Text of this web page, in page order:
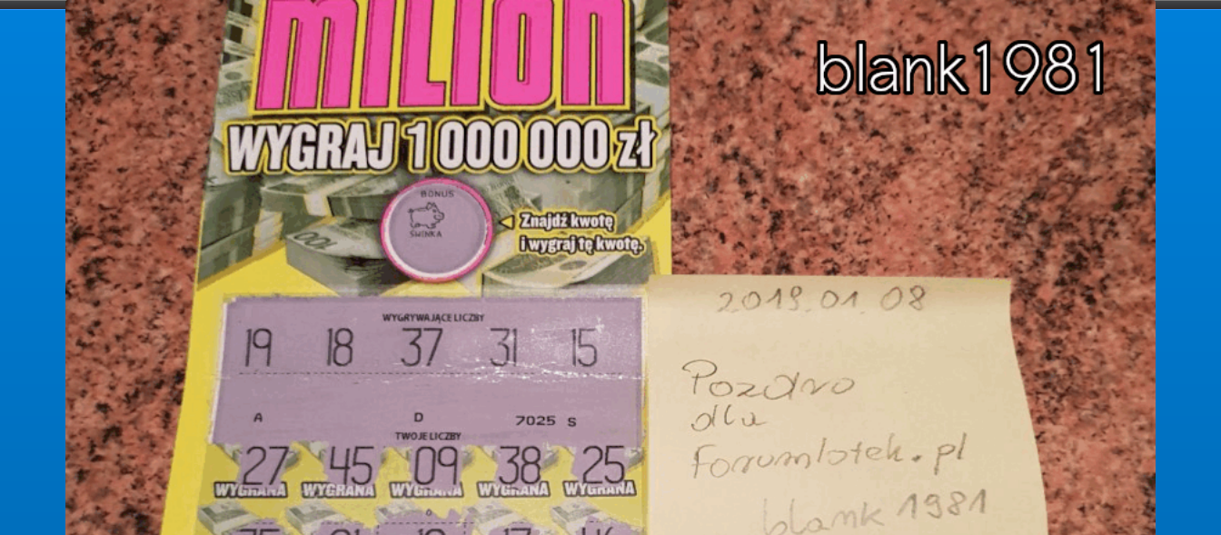
forumlotek.pl
Forum gier liczbowych